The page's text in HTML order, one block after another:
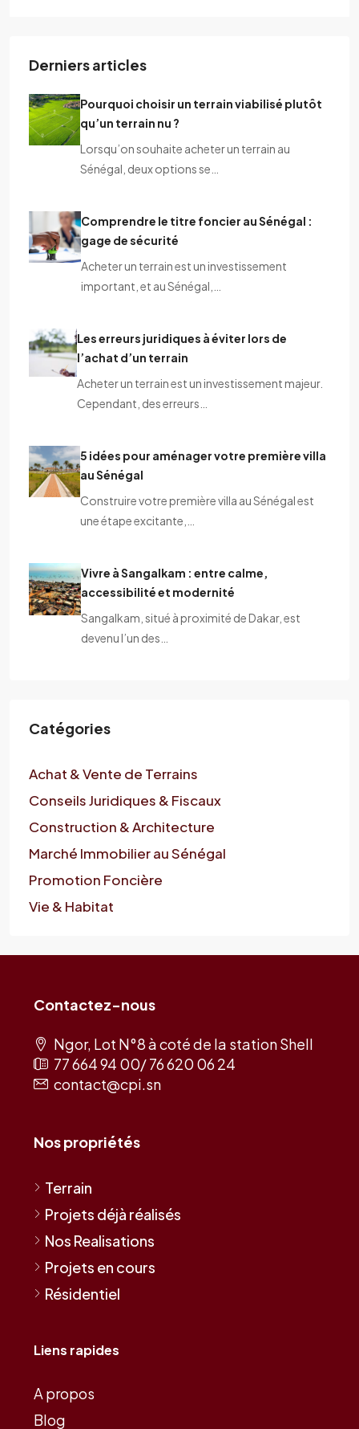
Derniers articles
Pourquoi choisir un terrain viabilisé plutôt
qu’un terrain nu ?
Lorsqu’on souhaite acheter un terrain au
Sénégal, deux options se…
Comprendre le titre foncier au Sénégal :
gage de sécurité
Acheter un terrain est un investissement
important, et au Sénégal,…
Les erreurs juridiques à éviter lors de
l’achat d’un terrain
Acheter un terrain est un investissement majeur.
Cependant, des erreurs…
5 idées pour aménager votre première villa
au Sénégal
Construire votre première villa au Sénégal est
une étape excitante,…
Vivre à Sangalkam : entre calme,
accessibilité et modernité
Sangalkam, situé à proximité de Dakar, est
devenu l’un des…
Catégories
Achat & Vente de Terrains
Conseils Juridiques & Fiscaux
Construction & Architecture
Marché Immobilier au Sénégal
Promotion Foncière
Vie & Habitat
Contactez-nous
Ngor, Lot N°8 à coté de la station Shell
77 664 94 00/ 76 620 06 24
contact@cpi.sn
Nos propriétés
Terrain
Projets déjà réalisés
Nos Realisations
Projets en cours
Résidentiel
Liens rapides
A propos
Blog